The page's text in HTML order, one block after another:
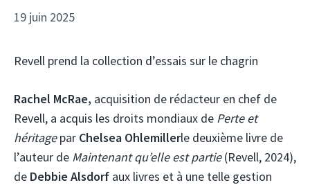
19 juin 2025
Revell prend la collection d’essais sur le chagrin
Rachel McRae, acquisition de rédacteur en chef de
Revell, a acquis les droits mondiaux de Perte et
héritagepar Chelsea Ohlemillerle deuxième livre de
l’auteur de Maintenant qu’elle est partie(Revell, 2024),
de Debbie Alsdorf aux livres et à une telle gestion